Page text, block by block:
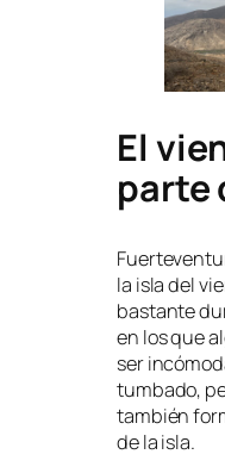
El
parte
la isla del
bastante
en los que
ser
tumbado,
también
de la isla.